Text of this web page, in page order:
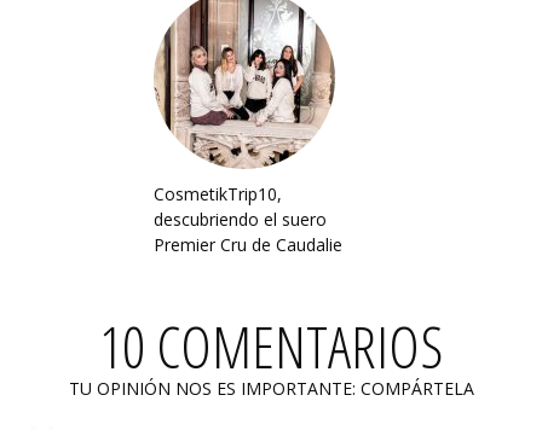
CosmetikTrip10,
descubriendo el suero
Premier Cru de Caudalie
10 COMENTARIOS
TU OPINIÓN NOS ES IMPORTANTE: COMPÁRTELA